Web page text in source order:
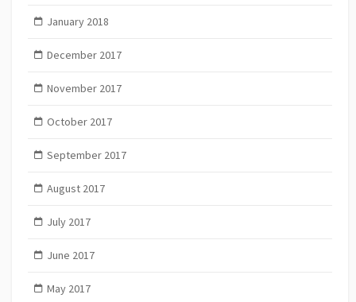
January 2018
December 2017
November 2017
October 2017
September 2017
August 2017
July 2017
June 2017
May 2017